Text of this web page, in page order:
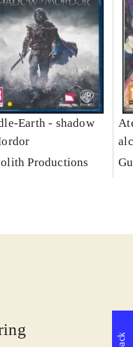
Earth - shadow
Productions